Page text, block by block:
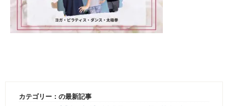
カテゴリー：の最新記事